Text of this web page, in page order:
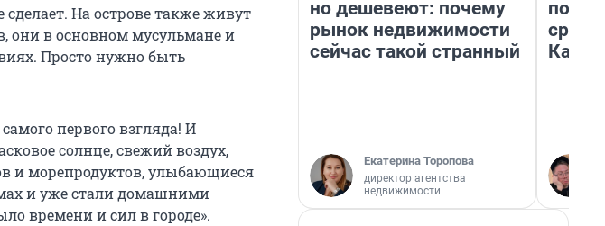
На острове также живут
они в основном мусульмане и
Просто нужно быть
первого взгляда! И
солнце, свежий воздух,
и морепродуктов, улыбающиеся
и уже стали домашними
времени и сил в городе».
но дешевеют: почему
рынок недвижимости
сейчас такой странный
Екатерина Торопова
директор агентства
недвижимости